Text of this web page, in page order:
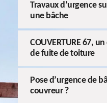
Travaux d’urgence
une bâche
COUVERTURE 67,
de fuite de toiture
Pose d’urgence de
couvreur ?